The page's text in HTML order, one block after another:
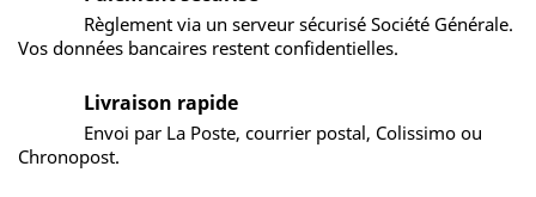
Règlement via un serveur sécurisé Société Générale.
Vos données bancaires restent confidentielles.
Livraison rapide
Envoi par La Poste, courrier postal, Colissimo ou
Chronopost.